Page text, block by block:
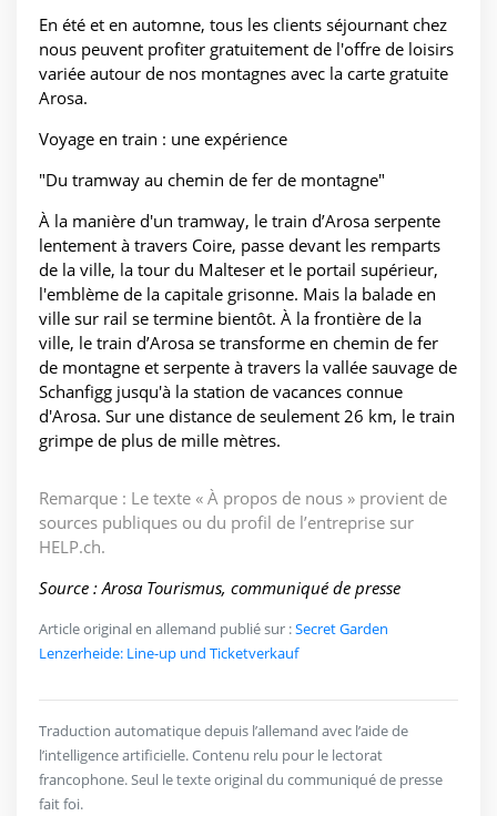
En été et en automne, tous les clients séjournant chez
nous peuvent profiter gratuitement de l'offre de loisirs
variée autour de nos montagnes avec la carte gratuite
Arosa.
Voyage en train : une expérience
"Du tramway au chemin de fer de montagne"
À la manière d'un tramway, le train d’Arosa serpente
lentement à travers Coire, passe devant les remparts
de la ville, la tour du Malteser et le portail supérieur,
l'emblème de la capitale grisonne. Mais la balade en
ville sur rail se termine bientôt. À la frontière de la
ville, le train d’Arosa se transforme en chemin de fer
de montagne et serpente à travers la vallée sauvage de
Schanfigg jusqu'à la station de vacances connue
d'Arosa. Sur une distance de seulement 26 km, le train
grimpe de plus de mille mètres.
Remarque : Le texte « À propos de nous » provient de
sources publiques ou du profil de l’entreprise sur
HELP.ch.
Source : Arosa Tourismus, communiqué de presse
Article original en allemand publié sur :Secret Garden
Lenzerheide: Line-up und Ticketverkauf
Traduction automatique depuis l’allemand avec l’aide de
l’intelligence artificielle. Contenu relu pour le lectorat
francophone. Seul le texte original du communiqué de presse
fait foi.